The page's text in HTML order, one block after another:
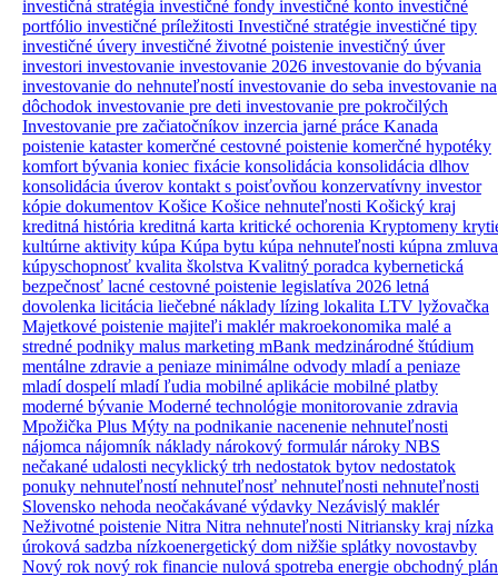
investičná stratégia investičné fondy investičné konto investičné
portfólio investičné príležitosti Investičné stratégie investičné tipy
investičné úvery investičné životné poistenie investičný úver
investori investovanie investovanie 2026 investovanie do bývania
investovanie do nehnuteľnostíinvestovanie do seba investovanie na
dôchodok investovanie pre deti investovanie pre pokročilých
Investovanie pre začiatočníkov inzercia jarné práce Kanada
poistenie katasterkomerčné cestovné poistenie komerčné hypotéky
komfort bývania koniec fixácie konsolidácia konsolidácia dlhov
konsolidácia úverov kontakt s poisťovňou konzervatívny investor
kópie dokumentov Košice Košice nehnuteľnosti Košický kraj
kreditná história kreditná karta kritické ochorenia Kryptomeny
kultúrne aktivity kúpa Kúpa bytu kúpa nehnuteľnosti kúpna zmluva
kúpyschopnosť kvalita školstva Kvalitný poradca kybernetická
bezpečnosť lacné cestovné poistenie legislatíva 2026 letná
dovolenka licitácia liečebné náklady lízing lokalita LTV lyžovačka
Majetkové poistenie majiteľi maklérmakroekonomika malé a
stredné podniky malus marketing mBank medzinárodné štúdium
mentálne zdravie a peniaze minimálne odvody mladí a peniaze
mladí dospelímladí ľudia mobilné aplikácie mobilné platby
moderné bývanie Moderné technológie monitorovanie zdravia
Mpožička Plus Mýty na podnikanie nacenenie nehnuteľnosti
nájomca nájomník náklady nárokový formulárnároky NBS
nečakané udalosti necyklický trh nedostatok bytov nedostatok
ponuky nehnuteľnostínehnuteľnosť nehnuteľnosti nehnuteľnosti
Slovensko nehoda neočakávané výdavky Nezávislý maklér
Neživotné poistenie Nitra Nitra nehnuteľnosti Nitriansky kraj nízka
úroková sadzba nízkoenergetický dom nižšie splátky novostavby
Nový rok nový rok financie nulová spotreba energie obchodný plán